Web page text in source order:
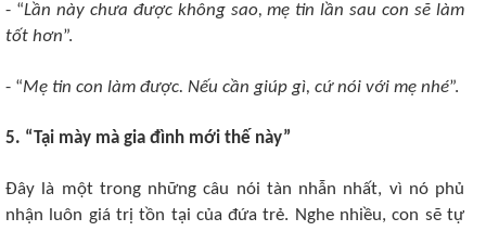
- “Lần này chưa được không sao, mẹ tin lần sau con sẽ làm
tốt hơn”.
- “Mẹ tin con làm được. Nếu cần giúp gì, cứ nói với mẹ nhé”.
5. “Tại mày mà gia đình mới thế này”
Đây là một trong những câu nói tàn nhẫn nhất, vì nó phủ
nhận luôn giá trị tồn tại của đứa trẻ. Nghe nhiều, con sẽ tự